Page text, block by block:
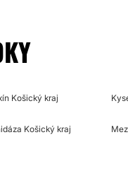
Košický kraj
Košický kraj